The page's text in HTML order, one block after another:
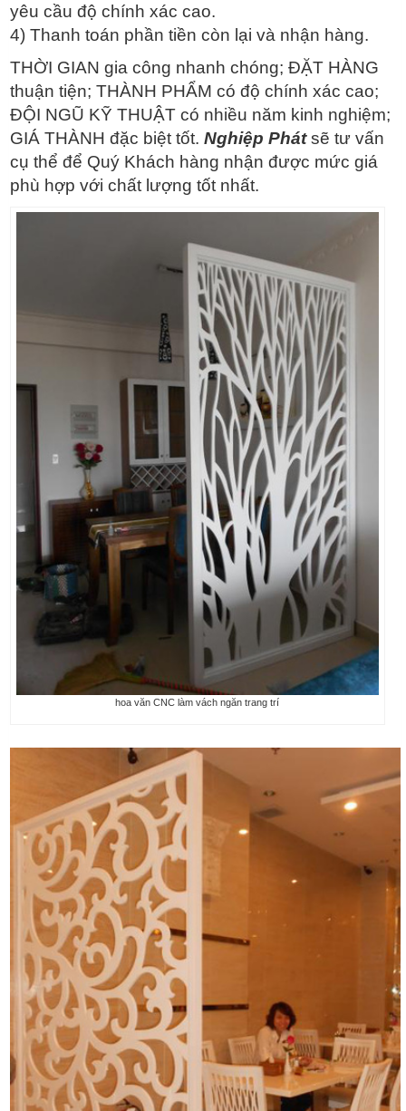
yêu cầu độ chính xác cao.
4) Thanh toán phần tiền còn lại và nhận hàng.
THỜI GIAN gia công nhanh chóng; ĐẶT HÀNG
thuận tiện; THÀNH PHẨM có độ chính xác cao;
ĐỘI NGŨ KỸ THUẬT có nhiều năm kinh nghiệm;
GIÁ THÀNH đặc biệt tốt. Nghiệp Phát sẽ tư vấn
cụ thể để Quý Khách hàng nhận được mức giá
phù hợp với chất lượng tốt nhất.
hoa văn CNC làm vách ngăn trang trí